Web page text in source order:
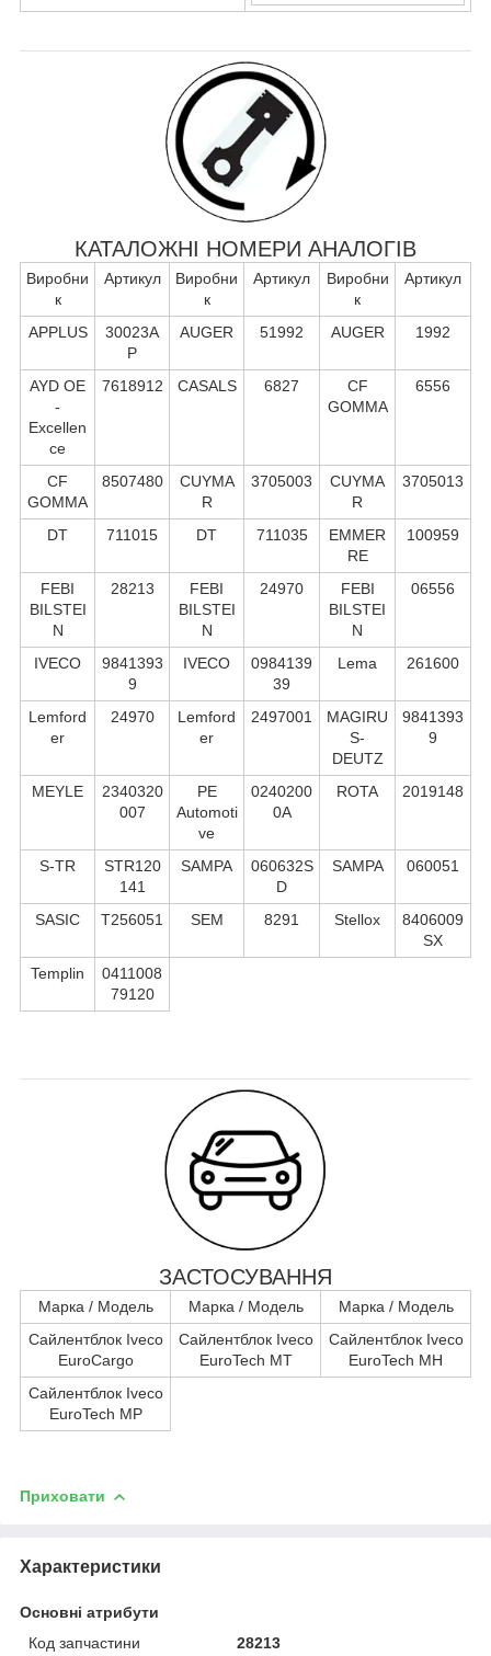
КАТАЛОЖНІ НОМЕРИ АНАЛОГІВ
Виробни
к
Артикул
Виробни
к
Артикул
Виробни
к
Артикул
APPLUS
30023A
P
AUGER 51992 AUGER 1992
AYD OE
-
Excellen
ce
7618912 CASALS 6827
CF
GOMMA
6556
CF
GOMMA
8507480
CUYMA
R
3705003
CUYMA
R
3705013
DT 711015 DT 711035
EMMER
RE
100959
FEBI
BILSTEI
N
28213
FEBI
BILSTEI
N
24970
FEBI
BILSTEI
N
06556
IVECO
9841393
9
IVECO
0984139
39
Lema 261600
Lemford
er
24970
Lemford
er
2497001
MAGIRU
S-
DEUTZ
9841393
9
MEYLE
2340320
007
PE
Automoti
ve
0240200
0A
ROTA 2019148
S-TR
STR120
141
SAMPA
060632S
D
SAMPA 060051
SASIC T256051 SEM 8291 Stellox
8406009
SX
Templin
0411008
79120
ЗАСТОСУВАННЯ
Марка / Модель Марка / Модель
Марка / Модель
Сайлентблок Iveco
EuroCargo
Сайлентблок Iveco
EuroTech MT
Сайлентблок Iveco
EuroTech MH
Сайлентблок Iveco
EuroTech MP
Приховати
Характеристики
Основні атрибути
Код запчастини
28213